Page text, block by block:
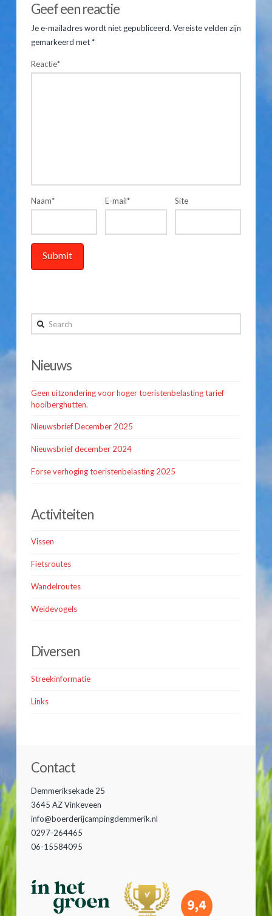
Route & Contact
Geef een reactie
Je e-mailadres wordt niet gepubliceerd. Vereiste velden zijn
gemarkeerd met*
Reactie*
Naam* E-mail* Site
Search
Nieuws
Geen uitzondering voor hoger toeristenbelasting tarief
hooiberghutten.
Nieuwsbrief December 2025
Nieuwsbrief december 2024
Forse verhoging toeristenbelasting 2025
Activiteiten
Vissen
Fietsroutes
Wandelroutes
Weidevogels
Diversen
Streekinformatie
Links
Contact
Demmeriksekade 25
3645 AZ Vinkeveen
info@boerderijcampingdemmerik.nl
0297-264465
06-15584095